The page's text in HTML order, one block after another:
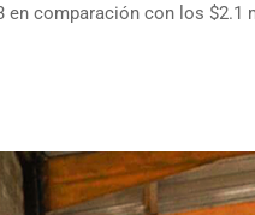
en comparación con los